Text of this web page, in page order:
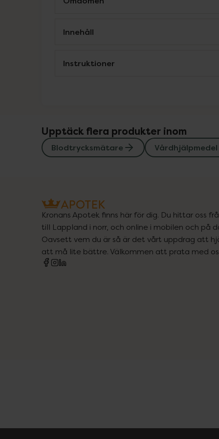
Innehåll
Instruktioner
Upptäck flera produkter inom
Blodtrycksmätare
Kronans Apotek finns här för dig. Du hittar oss
till Lappland i norr, och online i mobilen och på
Oavsett vem du är så är det vårt uppdrag att
att må lite bättre. Välkommen att prata med